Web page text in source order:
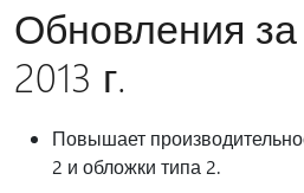
Обновления за
2013 г.
Повышает
2 и обложки типа 2.